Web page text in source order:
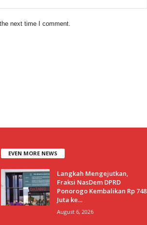
next time I comment.
EVEN MORE NEWS
Langkah Mengejutkan,
Fraksi NasDem DPRD
Ponorogo Kembalikan Rp 748
Juta ke...
August 6, 2026